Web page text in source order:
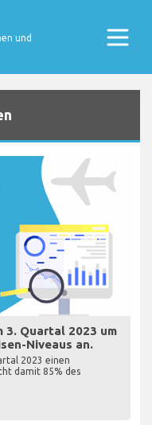
und
3. Quartal 2023 um
Niveaus an.
2023 einen
damit 85% des